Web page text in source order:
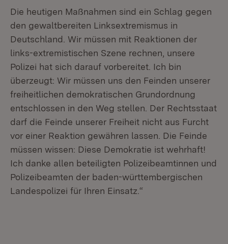
Die heutigen Maßnahmen sind ein Schlag gegen
den gewaltbereiten Linksextremismus in
Deutschland. Wir müssen mit Reaktionen der
links-extremistischen Szene rechnen, unsere
Polizei hat sich darauf vorbereitet. Ich bin
überzeugt: Wir müssen uns den Feinden unserer
freiheitlichen demokratischen Grundordnung
entschlossen in den Weg stellen. Der Rechtsstaat
darf die Feinde unserer Freiheit nicht aus Furcht
vor einer Reaktion gewähren lassen. Die Feinde
müssen wissen: Diese Demokratie ist wehrhaft!
Ich danke allen beteiligten Polizeibeamtinnen und
Polizeibeamten der baden-württembergischen
Landespolizei für Ihren Einsatz.“